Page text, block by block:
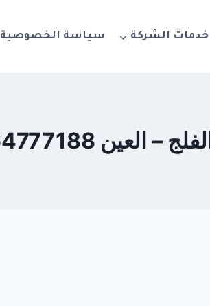
خدمات الشركة سياسة الخصوصية
0564777188